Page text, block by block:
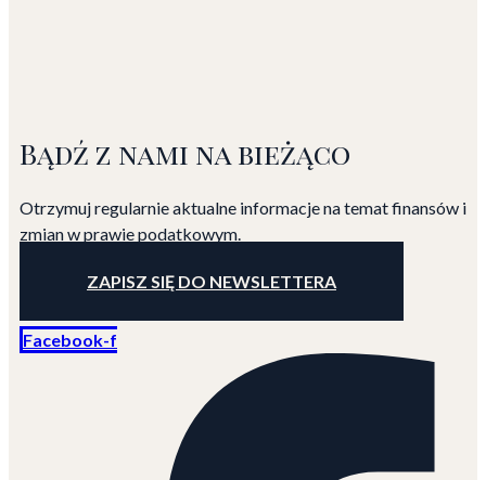
Bądź z nami na bieżąco
Otrzymuj regularnie aktualne informacje na temat finansów i
zmian w prawie podatkowym.
ZAPISZ SIĘ DO NEWSLETTERA
Facebook-f